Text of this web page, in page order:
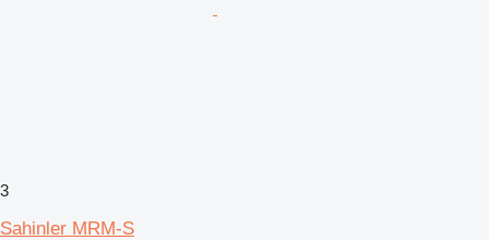
3
Sahinler MRM-S